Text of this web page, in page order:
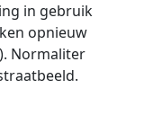
in gebruik
opnieuw
Normaliter